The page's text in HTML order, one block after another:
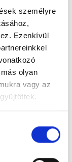
személyre
Ezenkívül
olyan
vagy az
módosul
ügyfeleket.